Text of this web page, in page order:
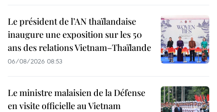
Le président de l’AN thaïlandaise
inaugure une exposition sur les 50
ans des relations Vietnam–Thaïlande
06/08/2026 08:53
Le ministre malaisien de la Défense
en visite officielle au Vietnam